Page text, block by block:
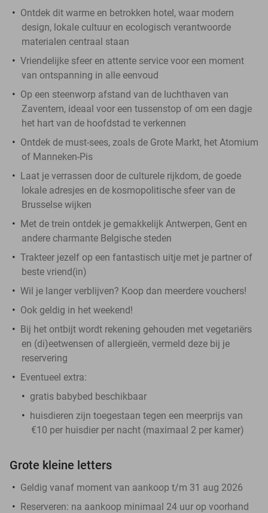
Ontdek dit warme en betrokken hotel, waar modern
design, lokale cultuur en ecologisch verantwoorde
materialen centraal staan
Vriendelijke sfeer en attente service voor een moment
van ontspanning in alle eenvoud
Op een steenworp afstand van de luchthaven van
Zaventem, ideaal voor een tussenstop of om een dagje
het hart van de hoofdstad te verkennen
Ontdek de must-sees, zoals de Grote Markt, het Atomium
of Manneken-Pis
Laat je verrassen door de culturele rijkdom, de goede
lokale adresjes en de kosmopolitische sfeer van de
Brusselse wijken
Met de trein ontdek je gemakkelijk Antwerpen, Gent en
andere charmante Belgische steden
Trakteer jezelf op een fantastisch uitje met je partner of
beste vriend(in)
Wil je langer verblijven? Koop dan meerdere vouchers!
Ook geldig in het weekend!
Bij het ontbijt wordt rekening gehouden met vegetariërs
en (di)eetwensen of allergieën, vermeld deze bij je
reservering
Eventueel extra:
gratis babybed beschikbaar
huisdieren zijn toegestaan tegen een meerprijs van
€10 per huisdier per nacht (maximaal 2 per kamer)
Grote kleine letters
Geldig vanaf moment van aankoop t/m 31 aug 2026
Reserveren: na aankoop minimaal 24 uur op voorhand